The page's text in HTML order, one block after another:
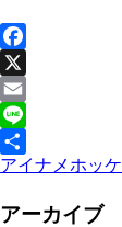
Facebook
X
Email
Line
共
アイナメ ホッケ
アーカイブ